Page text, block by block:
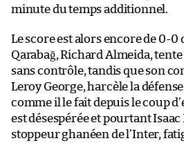
minute du temps additionnel.
Le score est alors encore de 0-0
Qarabağ, Richard Almeida,
sans contrôle, tandis que son
Leroy George, harcèle la
comme il le fait depuis le coup
est désespérée et pourtant
stoppeur ghanéen de l’Inter,